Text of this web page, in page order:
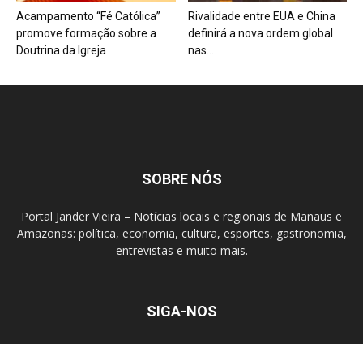
Acampamento “Fé Católica”
promove formação sobre a
Doutrina da Igreja
Rivalidade entre EUA e China
definirá a nova ordem global
nas...
SOBRE NÓS
Portal Jander Vieira – Notícias locais e regionais de Manaus e
Amazonas: política, economia, cultura, esportes, gastronomia,
entrevistas e muito mais.
SIGA-NOS